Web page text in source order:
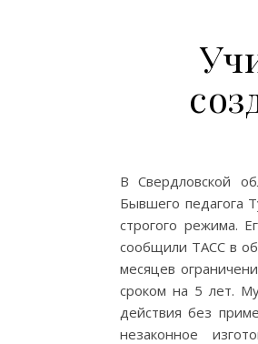
В Свердловской
Бывшего педагога
строгого режима.
сообщили ТАСС в
месяцев
сроком на 5 лет.
действия без
незаконное